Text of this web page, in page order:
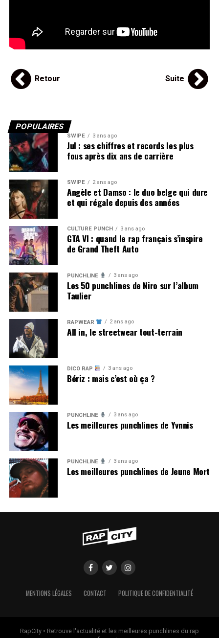
Retour Suite
POPULAIRES
SWIPE 3 ans ago
Jul : ses chiffres et records les plus
fous après dix ans de carrière
SWIPE 2 ans ago
Angèle et Damso : le duo belge qui dure
et qui régale depuis des années
CULTURE PUNCH 3 ans ago
GTA VI : quand le rap français s’inspire
de Grand Theft Auto
PUNCHLINE 3 ans ago
Les 50 punchlines de Niro sur l’album
Taulier
RAPWEAR 2 ans ago
All in, le streetwear tout-terrain
DICO RAP 3 ans ago
Bériz : mais c’est où ça ?
PUNCHLINE 3 ans ago
Les meilleures punchlines de Yvnnis
PUNCHLINE 3 ans ago
Les meilleures punchlines de Jeune Mort
MENTIONS LÉGALES CONTACT POLITIQUE DE CONFIDENTIALITÉ
RapCity • Retrouve l'actualité et les meilleures punchlines du rap